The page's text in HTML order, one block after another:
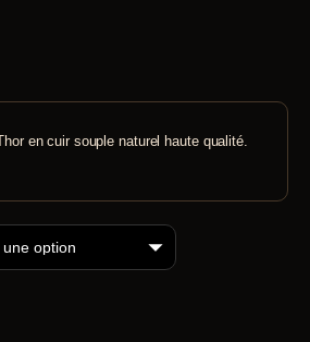
en cuir souple naturel haute qualité.